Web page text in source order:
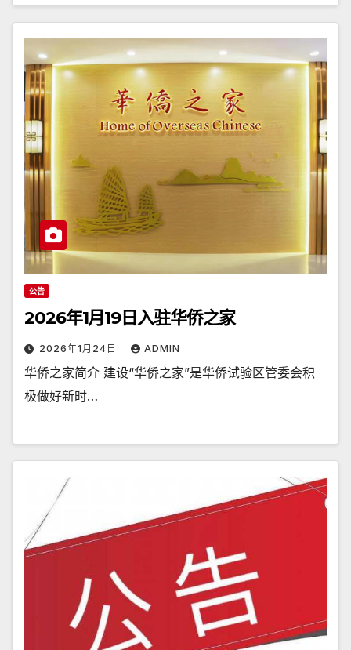
公告
2026年1月19日入驻华侨之家
2026年1月24日 ADMIN
华侨之家简介 建设“华侨之家”是华侨试验区管委会积
极做好新时…